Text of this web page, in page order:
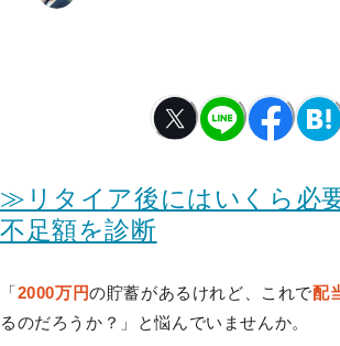
≫リタイア後にはいくら必
不足額を診断
「2000万円の貯蓄があるけれど、これで配
るのだろうか？」と悩んでいませんか。